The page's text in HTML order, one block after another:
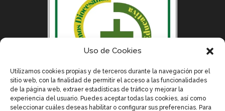
Uso de Cookies
Utilizamos cookies propias y de terceros durante la navegación por el
sitio web, con la finalidad de permitir el acceso a las funcionalidades
de la página web, extraer estadísticas de tráfico y mejorar la
experiencia del usuario. Puedes aceptar todas las cookies, así como
seleccionar cuáles deseas habilitar o configurar sus preferencias. Para